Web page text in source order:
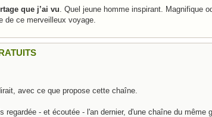
que j’ai vu. Quel jeune homme inspirant. Magnifique
de ce merveilleux voyage.
avec ce que propose cette chaîne.
regardée - et écoutée - l'an dernier, d'une chaîne du même